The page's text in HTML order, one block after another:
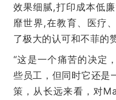
题
搞
效果细腻,打印成本低
靡世界,在教育、医疗
了极大的认可和不菲的
“这是一个痛苦的决定
些员工，但同时它还是
策，从长远来看，对